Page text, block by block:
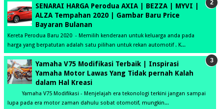
SENARAI HARGA Perodua AXIA | BEZZA | MYVI |
ALZA Tempahan 2020 | Gambar Baru Price
Bayaran Bulanan
Kereta Perodua Baru 2020 - Memilih kenderaan untuk keluarga anda pada
harga yang berpatutan adalah satu pilihan untuk rekan automotif . K...
Yamaha V75 Modifikasi Terbaik | Inspirasi
Yamaha Motor Lawas Yang Tidak pernah Kalah
dalam Hal Kreasi
Yamaha V75 Modifikasi - Menjelajah era tekonologi terkini jangan sampai
lupa pada era motor zaman dahulu sobat otomotif, mungkin...